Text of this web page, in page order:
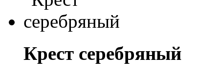
Крест серебряный